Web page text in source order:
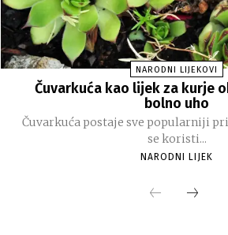
NARODNI LIJEKOVI
Čuvarkuća kao lijek za kurje
bolno uho
Čuvarkuća postaje sve popularniji
se koristi...
NARODNI LIJEK